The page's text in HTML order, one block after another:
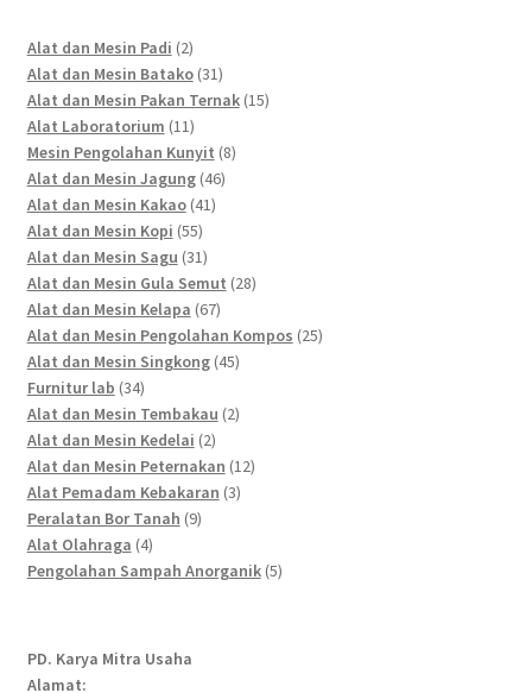
Alat dan Mesin Padi 22
products
Alat dan Mesin Batako 3131
products
Alat dan Mesin Pakan Ternak 1515
Alat Laboratorium 1111
products
Mesin Pengolahan Kunyit 88
Alat dan Mesin Jagung 4646
Alat dan Mesin Kakao 4141
Alat dan Mesin Kopi 5555
products
Alat dan Mesin Sagu 3131
products
Alat dan Mesin Gula Semut 2828
Alat dan Mesin Kelapa 6767
products
Alat dan Mesin Pengolahan Kompos 2525
Alat dan Mesin Singkong 4545
Furnitur lab 3434
products
Alat dan Mesin Tembakau 22
Alat dan Mesin Kedelai 22
products
Alat dan Mesin Peternakan 1212
Alat Pemadam Kebakaran 33
Peralatan Bor Tanah 99
Alat Olahraga 44
products
Pengolahan Sampah Anorganik 55
PD. Karya Mitra Usaha
Alamat: